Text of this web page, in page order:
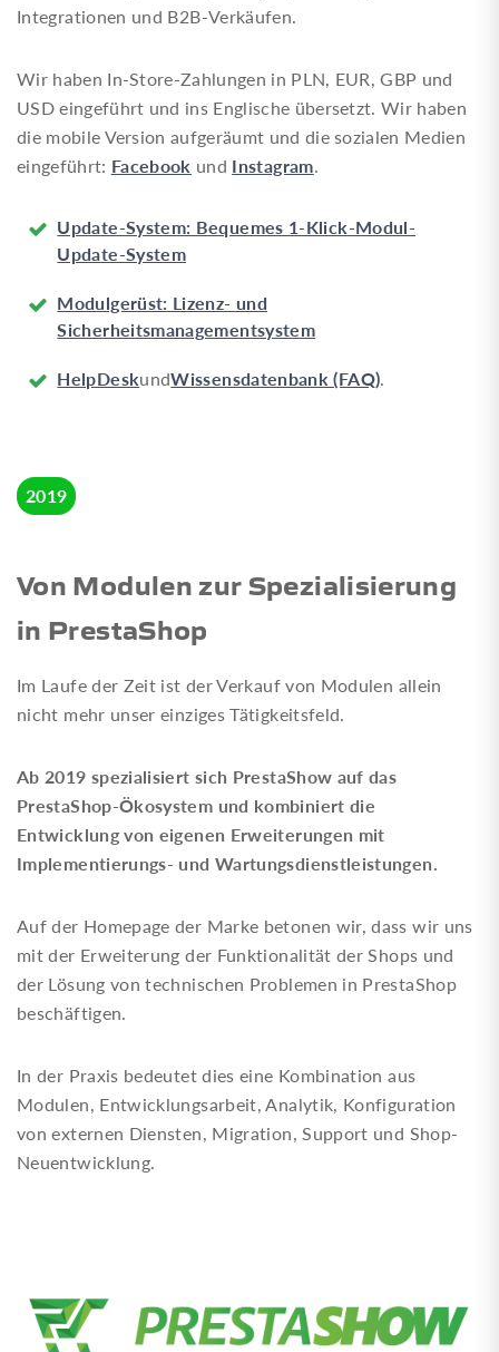
Integrationen und B2B-Verkäufen.
Wir haben In-Store-Zahlungen in PLN, EUR, GBP und
USD eingeführt und ins Englische übersetzt. Wir haben
die mobile Version aufgeräumt und die sozialen Medien
eingeführt: Facebook und Instagram.
Update-System: Bequemes 1-Klick-Modul-
Update-System
Modulgerüst: Lizenz- und
Sicherheitsmanagementsystem
HelpDeskundWissensdatenbank (FAQ).
2019
Von Modulen zur Spezialisierung
in PrestaShop
Im Laufe der Zeit ist der Verkauf von Modulen allein
nicht mehr unser einziges Tätigkeitsfeld.
Ab 2019 spezialisiert sich PrestaShow auf das
PrestaShop-Ökosystem und kombiniert die
Entwicklung von eigenen Erweiterungen mit
Implementierungs- und Wartungsdienstleistungen.
Auf der Homepage der Marke betonen wir, dass wir uns
mit der Erweiterung der Funktionalität der Shops und
der Lösung von technischen Problemen in PrestaShop
beschäftigen.
In der Praxis bedeutet dies eine Kombination aus
Modulen, Entwicklungsarbeit, Analytik, Konfiguration
von externen Diensten, Migration, Support und Shop-
Neuentwicklung.